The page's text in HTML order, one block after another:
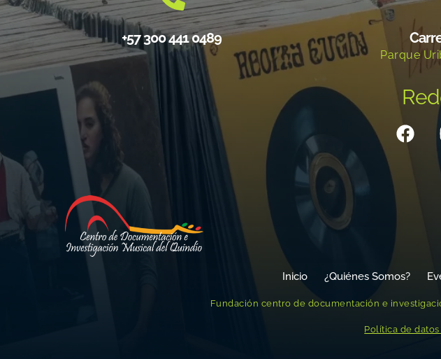
+57 300 441 0489
Parque
Inicio ¿Quiénes Somos?
Fundación centro de documentación e
Política de